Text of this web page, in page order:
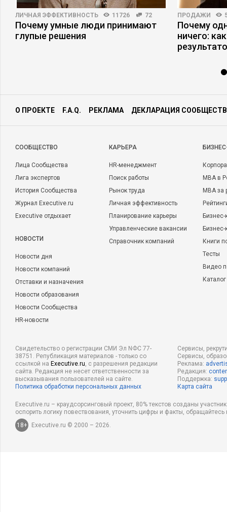
ЛИЧНАЯ ЭФФЕКТИВНОСТЬ 11726 72
Почему умные люди принимают
глупые решения
ПРОДАЖИ
Почему
ничего:
О ПРОЕКТЕ F.A.Q. РЕКЛАМА ДЕКЛАРАЦИЯ
CООБЩЕСТВО
Лица Сообщества
Лига экспертов
История Сообщества
Журнал Executive.ru
Executive отдыхает
НОВОСТИ
Новости дня
Новости компаний
Отставки и назначения
Новости образования
Новости Сообщества
HR-новости
КАРЬЕРА
HR-менеджмент
Поиск работы
Рынок труда
Личная эффективность
Планирование карьеры
Управленческие вакансии
Справочник компаний
MBA в
MBA
Бизнес-
Книги
Тесты
Видео
Свидетельство о регистрации СМИ Эл NФС 77-
38751. Републикация материалов - только со
ссылкой на Executive.ru, с разрешения редакции
сайта. Редакция не несет ответственности за
высказывания пользователей на сайте.
Политика обработки персональных данных
Сервисы,
Сервисы,
Реклама:
Редакция:
Поддержка:
Карта сайта
Executive.ru – краудсорсинговый проект, 80% текстов созданы
оспорить логику повествования, уточнить цифры и факты,
18+
Executive.ru © 2000 – 2026.